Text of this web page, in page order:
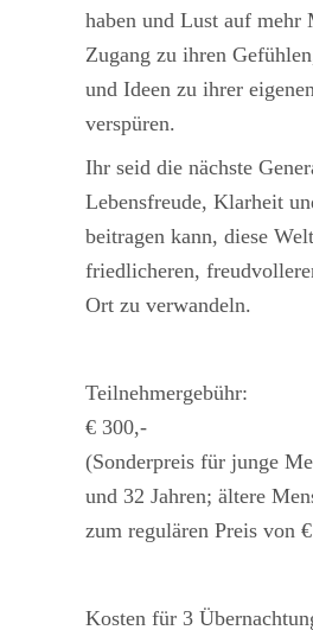
haben und Lust auf mehr
Zugang zu ihren
und Ideen zu ihrer
verspüren.
Ihr seid die nächste
Lebensfreude, Klarheit
beitragen kann, diese
friedlicheren,
Ort zu verwandeln.
Teilnehmergebühr:
€ 300,-
(Sonderpreis für junge
und 32 Jahren; ältere
zum regulären Preis von
Kosten für 3